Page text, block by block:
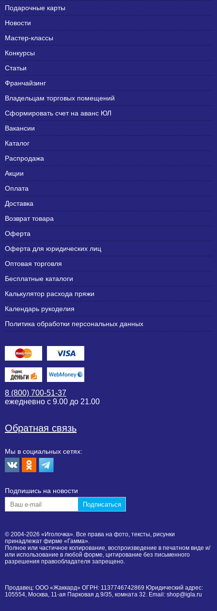
Подарочные карты
Новости
Мастер-классы
Конкурсы
Статьи
Франчайзинг
Владельцам торговых помещений
Сформировать счет на аванс ЮЛ
Вакансии
Каталог
Распродажа
Акции
Оплата
Доставка
Возврат товара
Оферта
Оферта для юридических лиц
Оптовая торговля
Бесплатные каталоги
Калькулятор расхода пряжи
Календарь рукоделия
Политика обработки персональных данных
8 (800) 700-51-37
ежедневно с 9.00 до 21.00
Обратная связь
Мы в социальных сетях:
Подпишиcь на новости
© 2004-2026 «Иголочка». Все права на фото, тексты, рисунки
принадлежат фирме «Гамма».
Полное или частичное копирование, воспроизведение в печатном виде и/
или использование в любой форме, цитирование без письменного
разрешения правообладателя запрещено.
Продавец: ООО «Жаккард» ОГРН: 1137746742869 Юридический адрес:
105554, Москва, 11-ая Парковая д.9/35, комната 32. Email: shop@igla.ru